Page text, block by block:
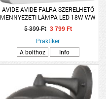
AVIDE AVIDE FALRA SZERELHETŐ
MENNYEZETI LÁMPA LED 18W WW
3000K NÉGYZETES
5 399 Ft 3 799 Ft
Praktiker
A bolthoz
Info